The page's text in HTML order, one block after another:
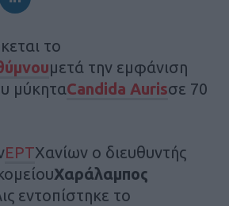
το
μετά την εμφάνιση
μύκηταCandida Aurisσε 70
ΕΡΤΧανίων ο διευθυντής
Χαράλαμπος
εντοπίστηκε το